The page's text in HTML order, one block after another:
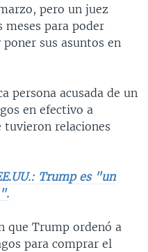
pero un juez
meses para poder
sus asuntos en
persona acusada de un
en efectivo a
tuvieron relaciones
Trump es "un
que Trump ordenó a
para comprar el